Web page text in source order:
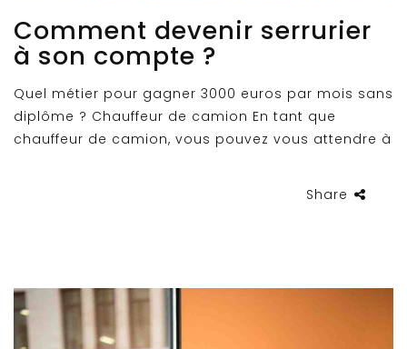
Comment devenir serrurier
à son compte ?
Quel métier pour gagner 3000 euros par mois sans
diplôme ? Chauffeur de camion En tant que
chauffeur de camion, vous pouvez vous attendre à
Share